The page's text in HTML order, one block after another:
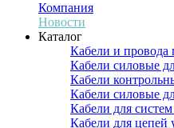
Компания
Новости
Каталог
Кабели и провода
Кабели силовые
Кабели
Кабели силовые
Кабели для
Кабели для цепей